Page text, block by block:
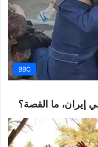
BBC
إيران، ما القصة؟